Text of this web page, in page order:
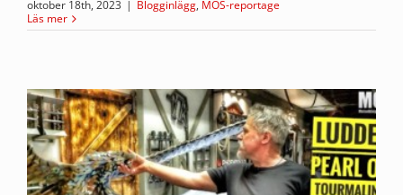
oktober 18th, 2023 | Blogginlägg, MOS-reportage
Läs mer